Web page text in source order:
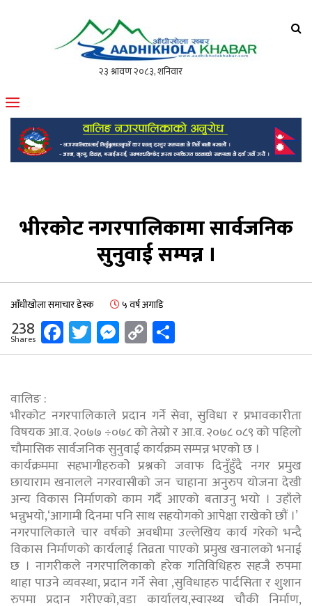
मोफसलकै लोकप्रिय अनलाइन पत्रिका
भीरकोट नगरपालिकामा सार्वजनिक
सुनुवाई सम्पन्न ।
आँधीखोला समाचार डेस्क ५ वर्ष अगाडि
238
Shares Facebook
Twitter
Messenger
Copy
Link
वालिङ :
भीरकोट नगरपालिकाले प्रदान गर्ने सेवा, सुविधा र प्रभावकारीता
विषयक आ.व. २०७७ ÷०७८ को तेस्रो र आ.व. २०७८ ०८९ को पहिलो
चौमासिक सार्वजनिक सुनुवाई कार्यक्रम सम्पन्न भएको छ ।
कार्यक्रममा सहभागीहरुकोे प्रश्नको जवाफ दिनुँहुँदै नगर प्रमुख
छायाराम खनालले नगरवासीको जन चाहाना अनुरुप योजना देखी
अन्य विकास निर्माणको काम गर्दै आएको बताउनु भयो । उहाँले
भन्नुभयो,‘आगामी दिनमा पनि साथ सहयोगको आपेक्षा राखेको छौं ।’
नगरपालिकाले चार वर्षको अवधीमा उल्लेखिय कार्य गरेको भन्दै
विकास निर्माणको कार्यलाई तिव्रता पाएको प्रमुख खनालको भनाई
छ । नागरीकले नगरपालिकाको हरेक गतिविधिहरु सहजै रुपमा
थाहा पाउने व्यवस्था, प्रदान गर्ने सेवा ,सुविधाहरु पार्दसिता र शुशान
रुपमा प्रदान गरीएको,वडा कार्यालय,स्वास्थ्य चौकी निर्माण,